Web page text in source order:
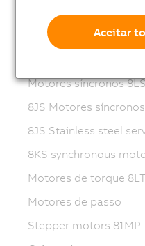
8LVB gear motors
8LWA synchronous
Motores síncronos
8JS Motores síncronos
8JS Stainless steel
8KS synchronous
Motores de torque 8LT
Motores de passo
Stepper motors 81MP
Aceitar